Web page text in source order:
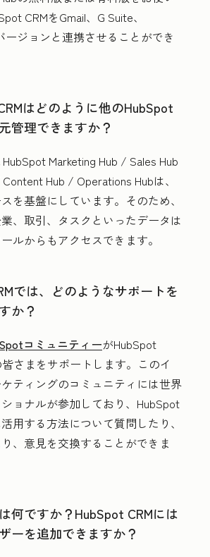
CRMをGmail、G Suite、
ージョンと連携させることができ
はどのように他のHubSpot
管理できますか？
Marketing Hub / Sales Hub
Hub / Operations Hubは、
を基盤にしています。そのため、
、取引、タスクといったデータは
ルからもアクセスできます。
では、どのようなサポートを
か？
コミュニティーがHubSpot
さまをサポートします。このイ
ティングのコミュニティには世界
ョナルが参加しており、HubSpot
用する方法について質問したり、
、意見を交換することができま
何ですか？HubSpot CRMには
ーを追加できますか？